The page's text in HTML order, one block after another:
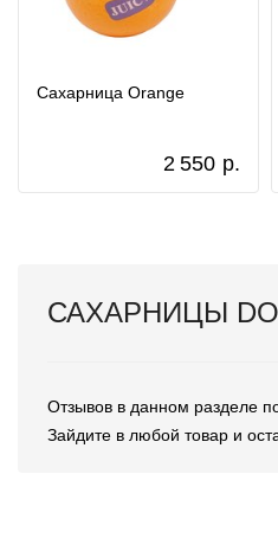
Сахарница Orange
2 550 р.
САХАРНИЦЫ
Отзывов в данном разделе
Зайдите в любой товар и